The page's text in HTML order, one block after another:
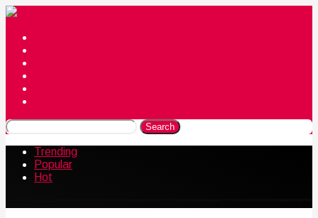
Search
Trending
Popular
Hot